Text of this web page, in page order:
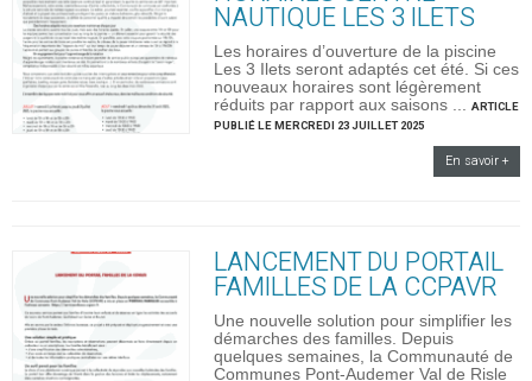
NAUTIQUE LES 3 ILETS
Les horaires d’ouverture de la piscine
Les 3 Ilets seront adaptés cet été. Si ces
nouveaux horaires sont légèrement
réduits par rapport aux saisons ... ARTICLE
PUBLIÉ LE MERCREDI 23 JUILLET 2025
En savoir +
LANCEMENT DU PORTAIL
FAMILLES DE LA CCPAVR
Une nouvelle solution pour simplifier les
démarches des familles. Depuis
quelques semaines, la Communauté de
Communes Pont-Audemer Val de Risle